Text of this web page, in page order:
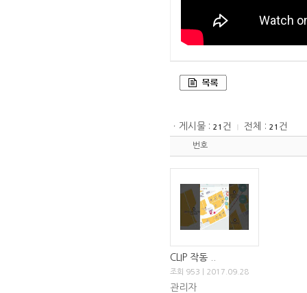
ㆍ게시물 : 21 건 전체 : 21 건
번호
CLIP 작동 ..
조회 953 | 2017.09.28
관리자